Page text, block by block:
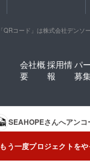
「QRコード」は株式会社デンソ
会社概
要
採用情
報
パ
募
SEAHOPEさんへアンコ
もう一度プロジェクトを